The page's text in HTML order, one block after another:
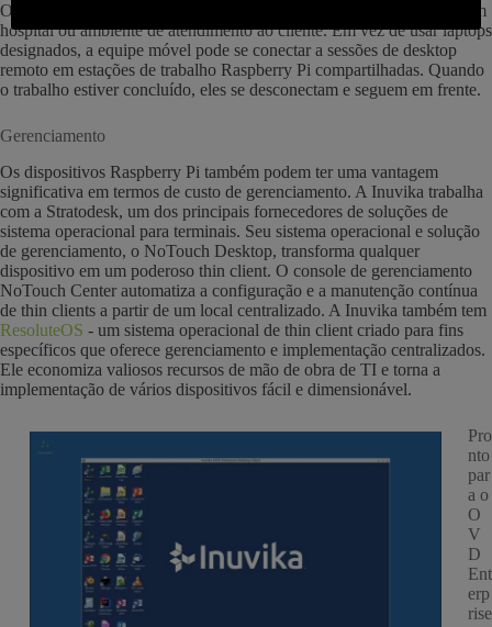
Outros exemplos incluem terminais de trabalho compartilhados em um
hospital ou ambiente de atendimento ao cliente. Em vez de usar laptops
designados, a equipe móvel pode se conectar a sessões de desktop
remoto em estações de trabalho Raspberry Pi compartilhadas. Quando
o trabalho estiver concluído, eles se desconectam e seguem em frente.
Gerenciamento
Os dispositivos Raspberry Pi também podem ter uma vantagem
significativa em termos de custo de gerenciamento. A Inuvika trabalha
com a Stratodesk, um dos principais fornecedores de soluções de
sistema operacional para terminais. Seu sistema operacional e solução
de gerenciamento, o NoTouch Desktop, transforma qualquer
dispositivo em um poderoso thin client. O console de gerenciamento
NoTouch Center automatiza a configuração e a manutenção contínua
de thin clients a partir de um local centralizado. A Inuvika também tem
ResoluteOS - um sistema operacional de thin client criado para fins
específicos que oferece gerenciamento e implementação centralizados.
Ele economiza valiosos recursos de mão de obra de TI e torna a
implementação de vários dispositivos fácil e dimensionável.
Pro
nto
par
a o
O
V
D
Ent
erp
rise